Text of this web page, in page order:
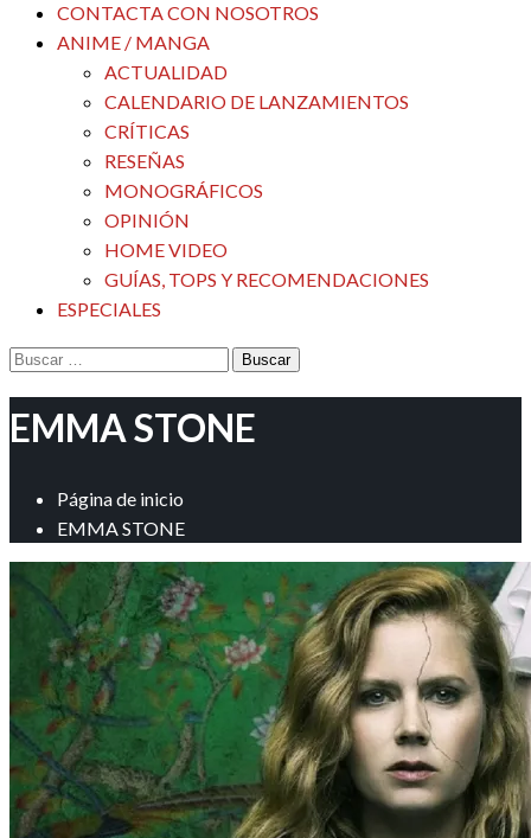
CONTACTA CON NOSOTROS
ANIME / MANGA
ACTUALIDAD
CALENDARIO DE LANZAMIENTOS
CRÍTICAS
RESEÑAS
MONOGRÁFICOS
OPINIÓN
HOME VIDEO
GUÍAS, TOPS Y RECOMENDACIONES
ESPECIALES
Buscar:
EMMA STONE
Página de inicio
EMMA STONE